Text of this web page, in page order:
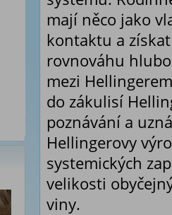
mají něco jako
kontaktu a
rovnováhu
mezi
do zákulisí
poznávání a
Hellingerovy
systemických
velikosti
viny.